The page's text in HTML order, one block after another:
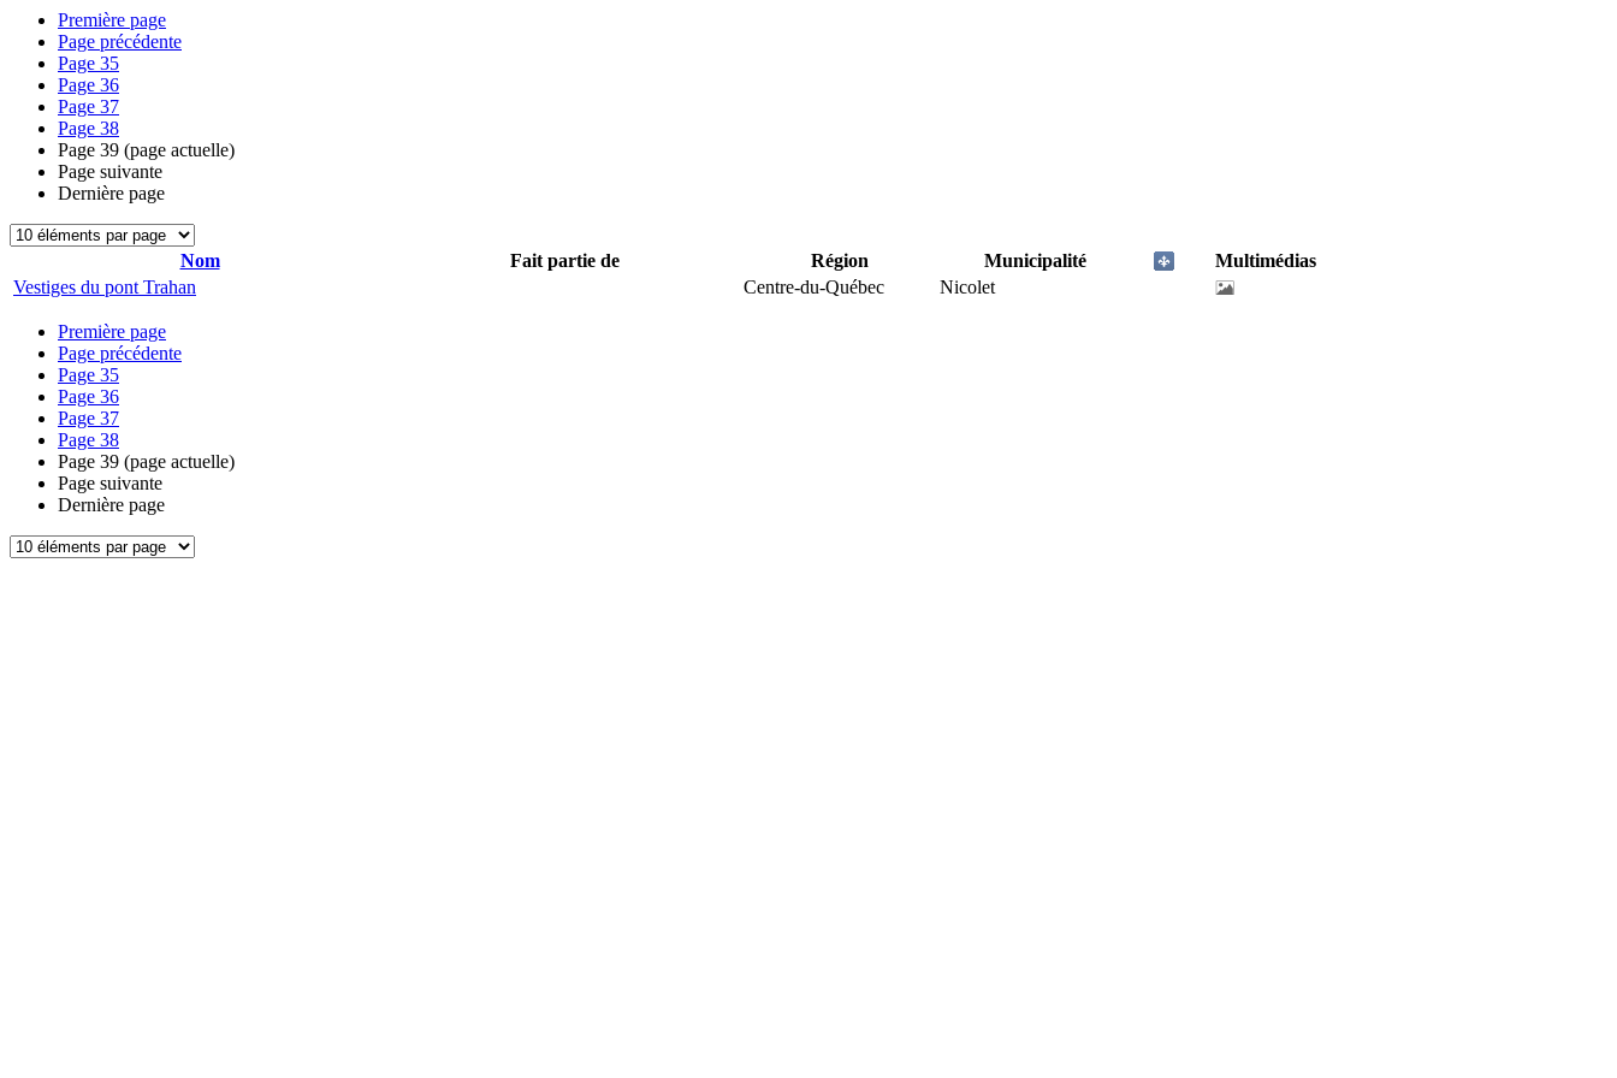
Première page
Page précédente
Page 35
Page 36
Page 37
Page 38
Page 39 (page actuelle)
Page suivante
Dernière page
Nom Fait partie de Région Municipalité
Multimédias
Vestiges du pont Trahan
Centre-du-Québec Nicolet
Première page
Page précédente
Page 35
Page 36
Page 37
Page 38
Page 39 (page actuelle)
Page suivante
Dernière page